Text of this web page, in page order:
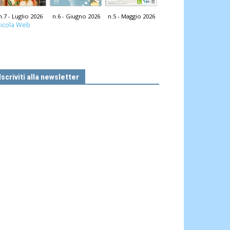
- Luglio 2026 n.6 - Giugno 2026 n.5 - Maggio 2026
Web
alla newsletter